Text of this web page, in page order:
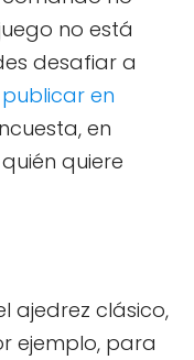
no está
desafiar a
publicar en
en
quiere
ajedrez clásico,
ejemplo, para